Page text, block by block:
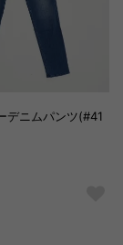
デニムパンツ(#41